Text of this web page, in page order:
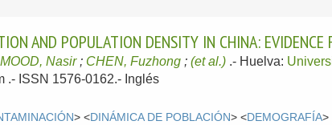
AND POPULATION DENSITY IN CHINA: EVIDENCE
Nasir; CHEN, Fuzhong ;(et al.) .- Huelva:
.- ISSN 1576-0162.- Inglés
> <DINÁMICA DE POBLACIÓN> <DEMOGRAFÍA>